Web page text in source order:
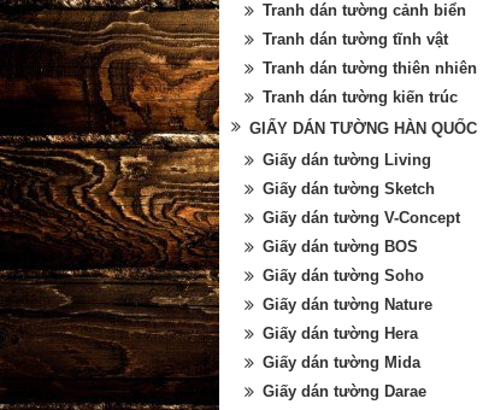
Tranh dán tường cảnh biển
Tranh dán tường tĩnh vật
Tranh dán tường thiên nhiên
Tranh dán tường kiến trúc
GIẤY DÁN TƯỜNG HÀN QUỐC
Giấy dán tường Living
Giấy dán tường Sketch
Giấy dán tường V-Concept
Giấy dán tường BOS
Giấy dán tường Soho
Giấy dán tường Nature
Giấy dán tường Hera
Giấy dán tường Mida
Giấy dán tường Darae